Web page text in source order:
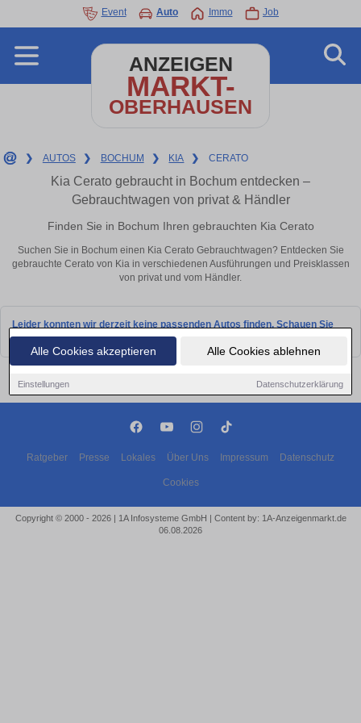
Alle Cookies akzeptieren Alle Cookies ablehnen
Einstellungen Datenschutzerklärung
Event Auto Immo Job
ANZEIGEN
MARKT-
OBERHAUSEN
❯ AUTOS ❯ BOCHUM ❯ KIA ❯ CERATO
Kia Cerato gebraucht in Bochum entdecken –
Gebrauchtwagen von privat & Händler
Finden Sie in Bochum Ihren gebrauchten Kia Cerato
Suchen Sie in Bochum einen Kia Cerato Gebrauchtwagen? Entdecken Sie
gebrauchte Cerato von Kia in verschiedenen Ausführungen und Preisklassen
von privat und vom Händler.
Leider konnten wir derzeit keine passenden Autos finden. Schauen Sie
bald wieder vorbei!
Ratgeber Presse Lokales Über Uns Impressum Datenschutz
Cookies
Copyright © 2000 - 2026 | 1A Infosysteme GmbH | Content by: 1A-Anzeigenmarkt.de
06.08.2026